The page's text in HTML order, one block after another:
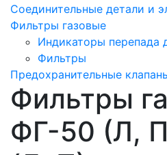
Соединительные детали и
Фильтры газовые
Индикаторы перепада
Фильтры
Предохранительные
Фильтры
ФГ-50 (Л,